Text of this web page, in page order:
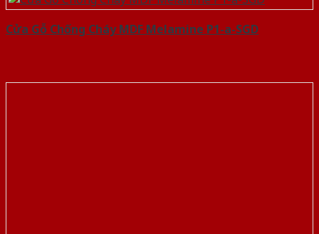
Cửa Gỗ Chống Cháy MDF Melamine P1-a-SGD